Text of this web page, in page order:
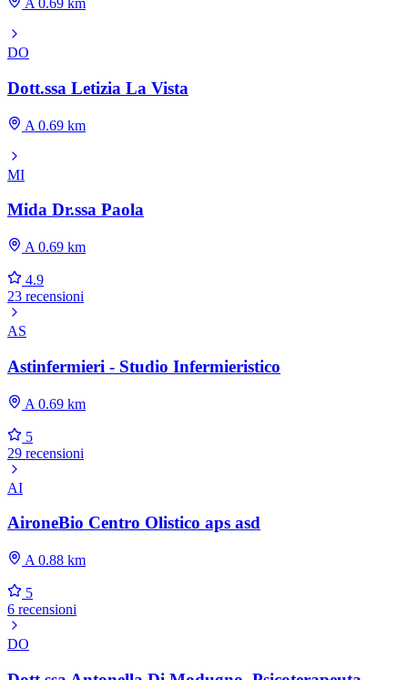
A 0.69 km
DO
Dott.ssa Letizia La Vista
A 0.69 km
MI
Mida Dr.ssa Paola
A 0.69 km
4.9
23 recensioni
AS
Astinfermieri - Studio Infermieristico
A 0.69 km
5
29 recensioni
AI
AironeBio Centro Olistico aps asd
A 0.88 km
5
6 recensioni
DO